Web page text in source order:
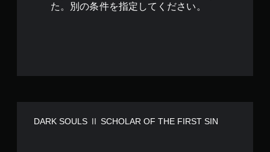
た。別の条件を指定してください。
DARK SOULS Ⅱ SCHOLAR OF THE FIRST SIN